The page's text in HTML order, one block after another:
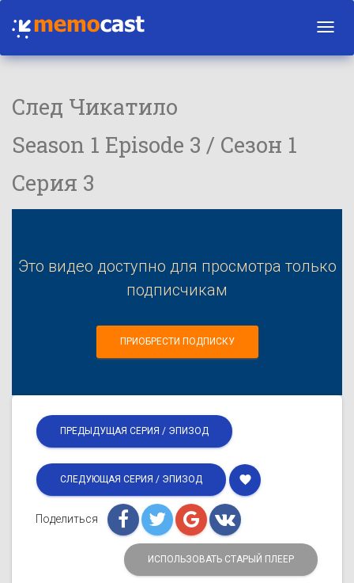
След Чикатило
Season 1 Episode 3 / Сезон 1
Серия 3
Это видео доступно для просмотра только
подписчикам
ПРИОБРЕСТИ ПОДПИСКУ
ПРЕДЫДУЩАЯ СЕРИЯ / ЭПИЗОД
СЛЕДУЮЩАЯ СЕРИЯ / ЭПИЗОД favorite
Поделиться
ИСПОЛЬЗОВАТЬ СТАРЫЙ ПЛЕЕР